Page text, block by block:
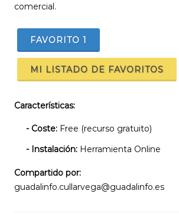
comercial.
FAVORITO 1
MI LISTADO DE FAVORITOS
Características:
- Coste: Free (recurso gratuito)
- Instalación: Herramienta Online
Compartido por:
guadalinfo.cullarvega@guadalinfo.es